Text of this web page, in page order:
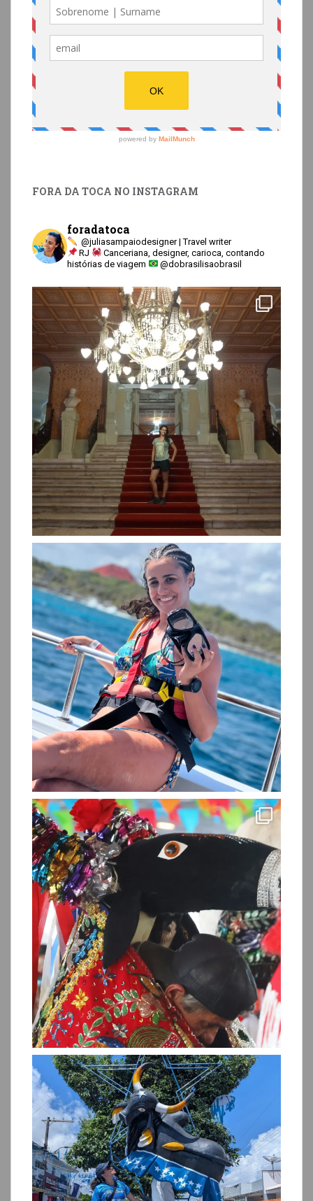
FORA DA TOCA NO INSTAGRAM
foradatoca
@juliasampaiodesigner | Travel writer
RJ
Canceriana, designer, carioca, contando
histórias de viagem
@dobrasilisaobrasil